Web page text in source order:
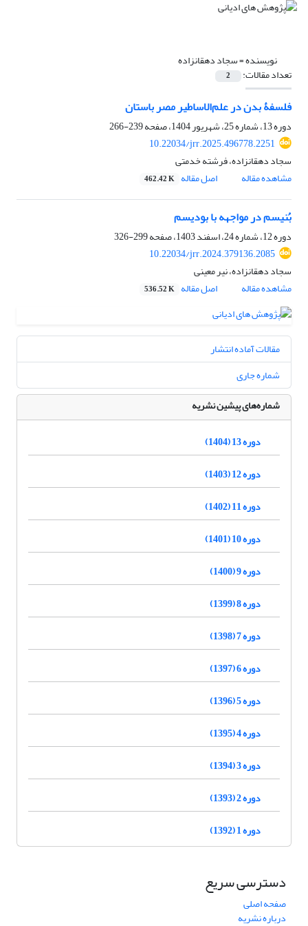
نویسنده =سجاد دهقانزاده
تعداد مقالات: 2
فلسفۀ بدن در علم‌الاساطیر مصر باستان
دوره 13، شماره 25، شهریور 1404، صفحه
239-266
10.22034/jrr.2025.496778.2251
سجاد دهقانزاده، فرشته خدمتی
مشاهده مقاله
اصل مقاله 462.42 K
بُنیسم در مواجهه با بودیسم
دوره 12، شماره 24، اسفند 1403، صفحه
299-326
10.22034/jrr.2024.379136.2085
سجاد دهقانزاده، نیر معینی
مشاهده مقاله
اصل مقاله 536.52 K
مقالات آماده انتشار
شماره جاری
شماره‌های پیشین نشریه
دوره 13 (1404)
دوره 12 (1403)
دوره 11 (1402)
دوره 10 (1401)
دوره 9 (1400)
دوره 8 (1399)
دوره 7 (1398)
دوره 6 (1397)
دوره 5 (1396)
دوره 4 (1395)
دوره 3 (1394)
دوره 2 (1393)
دوره 1 (1392)
دسترسی سریع
صفحه اصلی
درباره نشریه